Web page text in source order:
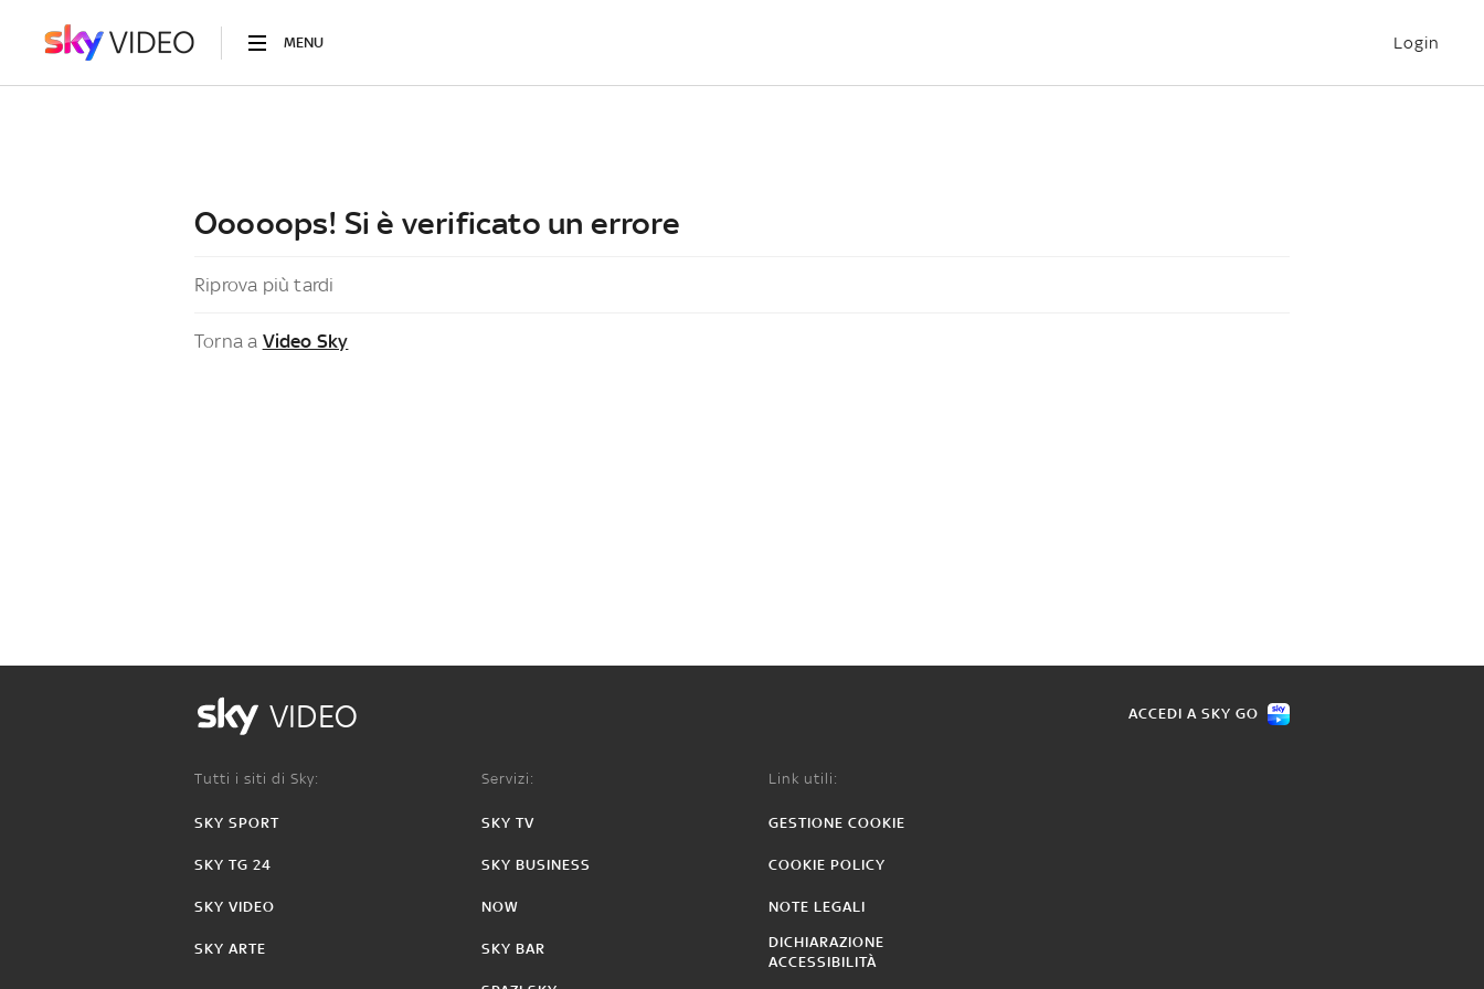
MENU Login
Ooooops! Si è verificato un errore
Riprova più tardi
Torna a Video Sky
VIDEO ACCEDI A SKY GO
Tutti i siti di Sky:
SKY SPORT
SKY TG 24
SKY VIDEO
SKY ARTE
Servizi:
SKY TV
SKY BUSINESS
NOW
SKY BAR
Link utili:
GESTIONE COOKIE
COOKIE POLICY
NOTE LEGALI
DICHIARAZIONE
ACCESSIBILITÀ